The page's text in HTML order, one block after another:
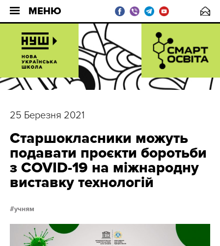
МЕНЮ
25 Березня 2021
Старшокласники можуть
подавати проєкти боротьби
з COVID-19 на міжнародну
виставку технологій
учням